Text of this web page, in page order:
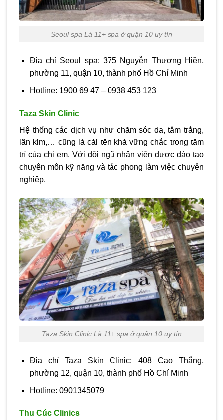
Seoul spa Là 11+ spa ở quận 10 uy tín
Địa chỉ Seoul spa: 375 Nguyễn Thượng Hiền,
phường 11, quận 10, thành phố Hồ Chí Minh
Hotline: 1900 69 47 – 0938 453 123
Taza Skin Clinic
Hệ thống các dịch vụ như chăm sóc da, tắm trắng,
lăn kim,… cũng là cái tên khá vững chắc trong tâm
trí của chị em. Với đội ngũ nhân viên được đào tạo
chuyên môn kỹ năng và tác phong làm việc chuyên
nghiệp.
Taza Skin Clinic Là 11+ spa ở quận 10 uy tín
Địa chỉ Taza Skin Clinic: 408 Cao Thắng,
phường 12, quận 10, thành phố Hồ Chí Minh
Hotline: 0901345079
Thu Cúc Clinics